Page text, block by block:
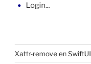
Login...
Xattr-remove en SwiftUI